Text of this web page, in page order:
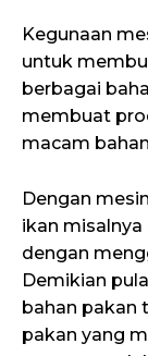
Kegunaan
untuk
berbagai
membuat
macam
Dengan
ikan
dengan
Demikian
bahan pakan
pakan yang